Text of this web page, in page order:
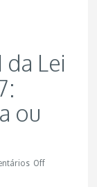
Lei
ou
Off